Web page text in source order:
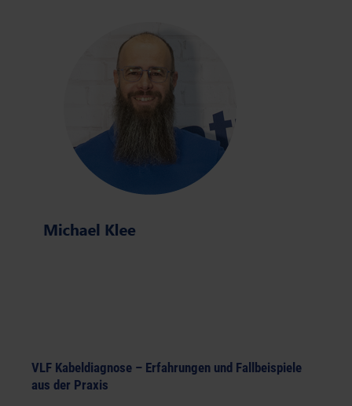
VLF Kabeldiagnose – Erfahrungen und Fallbeispiele
aus der Praxis